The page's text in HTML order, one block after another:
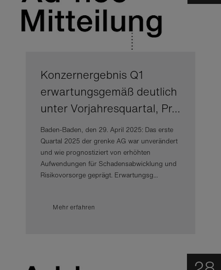
Konzernergebnis Q1
erwartungsgemäß deutlich
unter Vorjahresquartal, Pr…
Baden-Baden, den 29. April 2025: Das erste
Quartal 2025 der grenke AG war unverändert
und wie prognostiziert von erhöhten
Aufwendungen für Schadensabwicklung und
Risikovorsorge geprägt. Erwartungsg...
Mehr erfahren